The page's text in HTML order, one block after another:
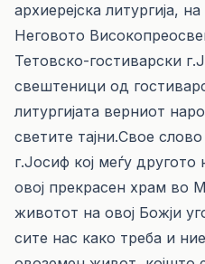
архиерејска литургија,
Неговото
Тетовско-гостиварски
свештеници од
литургијата верниот
светите тајни.Свое
г.Јосиф кој меѓу
овој прекрасен храм во
животот на овој Божји
сите нас како треба и